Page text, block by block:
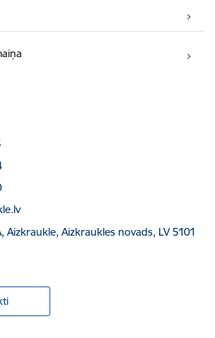
Aizkraukle, Aizkraukles novads, LV 5101